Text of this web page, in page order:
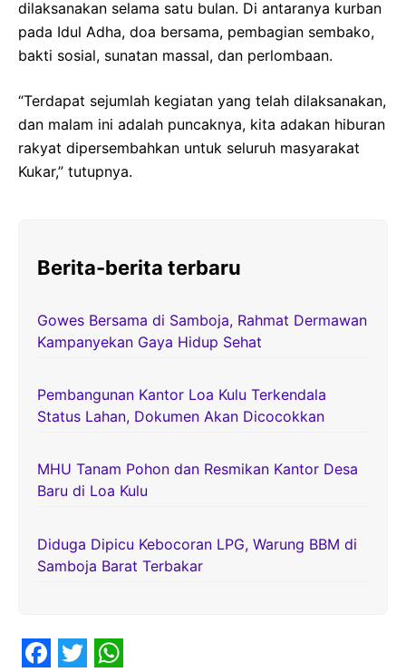
dilaksanakan selama satu bulan. Di antaranya kurban
pada Idul Adha, doa bersama, pembagian sembako,
bakti sosial, sunatan massal, dan perlombaan.
“Terdapat sejumlah kegiatan yang telah dilaksanakan,
dan malam ini adalah puncaknya, kita adakan hiburan
rakyat dipersembahkan untuk seluruh masyarakat
Kukar,” tutupnya.
Berita-berita terbaru
Gowes Bersama di Samboja, Rahmat Dermawan
Kampanyekan Gaya Hidup Sehat
Pembangunan Kantor Loa Kulu Terkendala
Status Lahan, Dokumen Akan Dicocokkan
MHU Tanam Pohon dan Resmikan Kantor Desa
Baru di Loa Kulu
Diduga Dipicu Kebocoran LPG, Warung BBM di
Samboja Barat Terbakar